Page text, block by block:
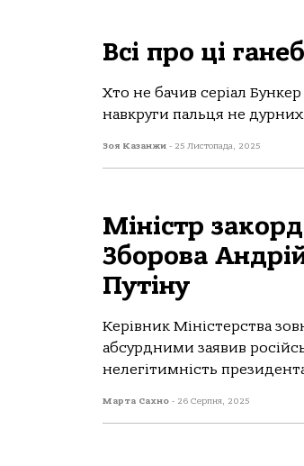
Всі про ці
Хто не бачив серіал
навкруги пальця не
Зоя Казанжи - 25 Листопада, 2025
Міністр
Зборова
Путіну
Керівник Міністерства
абсурдними заявив
нелегітимність
Марта Сахно - 26 Серпня, 2025